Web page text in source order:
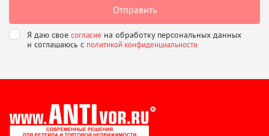
Я даю свое согласие на обработку персональных данных
и соглашаюсь с политикой конфиденциальности